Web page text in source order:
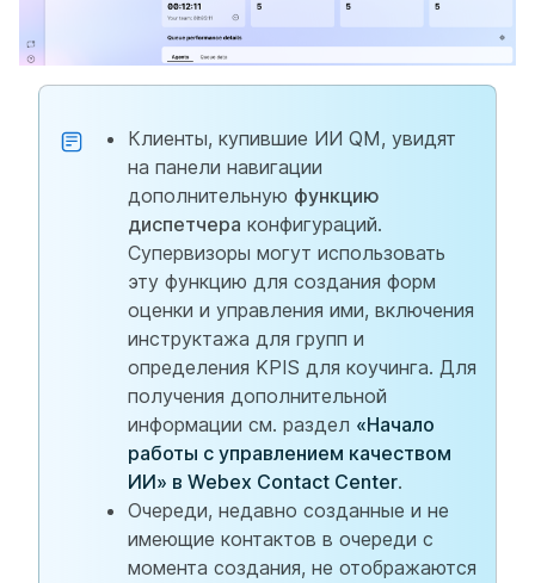
Клиенты, купившие ИИ QM, увидят
на панели навигации
дополнительную функцию
диспетчера конфигураций.
Супервизоры могут использовать
эту функцию для создания форм
оценки и управления ими, включения
инструктажа для групп и
определения KPIS для коучинга. Для
получения дополнительной
информации см. раздел «Начало
работы с управлением качеством
ИИ» в Webex Contact Center.
Очереди, недавно созданные и не
имеющие контактов в очереди с
момента создания, не отображаются